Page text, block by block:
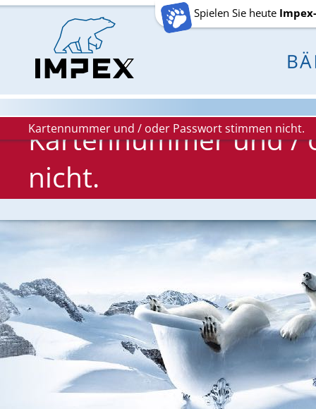
Spielen Sie heute
Kartennummer und / oder Passwort stimmen nicht.
Kartennummer und /
nicht.